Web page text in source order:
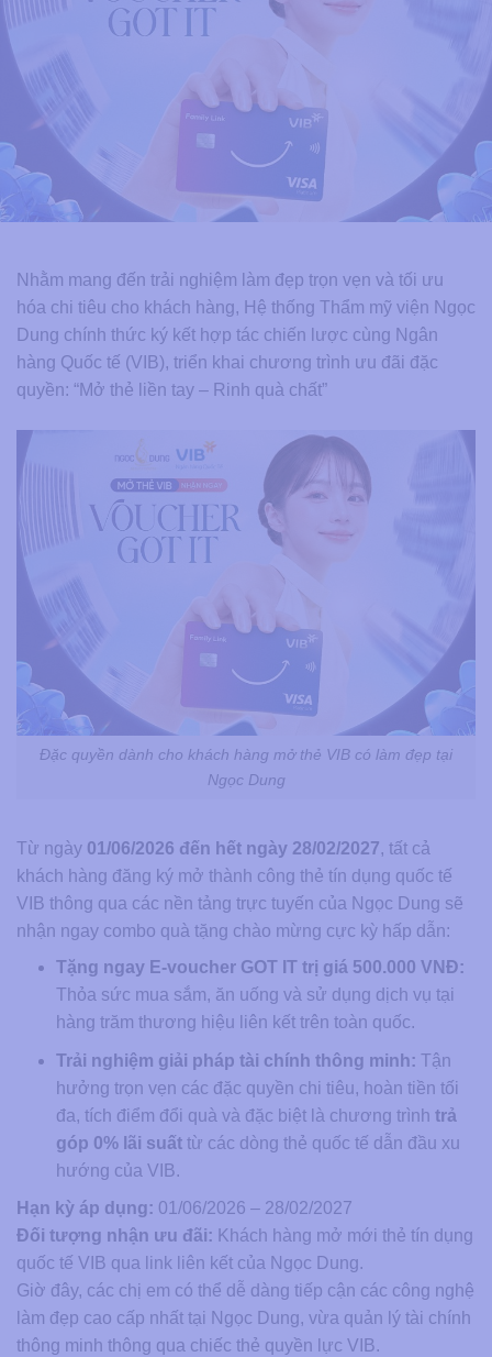
Nhằm mang đến trải nghiệm làm đẹp trọn vẹn và tối ưu
hóa chi tiêu cho khách hàng, Hệ thống Thẩm mỹ viện Ngọc
Dung chính thức ký kết hợp tác chiến lược cùng Ngân
hàng Quốc tế (VIB), triển khai chương trình ưu đãi đặc
quyền: “Mở thẻ liền tay – Rinh quà chất”
Đặc quyền dành cho khách hàng mở thẻ VIB có làm đẹp tại
Ngọc Dung
Từ ngày 01/06/2026 đến hết ngày 28/02/2027, tất cả
khách hàng đăng ký mở thành công thẻ tín dụng quốc tế
VIB thông qua các nền tảng trực tuyến của Ngọc Dung sẽ
nhận ngay combo quà tặng chào mừng cực kỳ hấp dẫn:
Tặng ngay E-voucher GOT IT trị giá 500.000 VNĐ:
Thỏa sức mua sắm, ăn uống và sử dụng dịch vụ tại
hàng trăm thương hiệu liên kết trên toàn quốc.
Trải nghiệm giải pháp tài chính thông minh: Tận
hưởng trọn vẹn các đặc quyền chi tiêu, hoàn tiền tối
đa, tích điểm đổi quà và đặc biệt là chương trình trả
góp 0% lãi suấttừ các dòng thẻ quốc tế dẫn đầu xu
hướng của VIB.
Hạn kỳ áp dụng: 01/06/2026 – 28/02/2027
Đối tượng nhận ưu đãi: Khách hàng mở mới thẻ tín dụng
quốc tế VIB qua link liên kết của Ngọc Dung.
Giờ đây, các chị em có thể dễ dàng tiếp cận các công nghệ
làm đẹp cao cấp nhất tại Ngọc Dung, vừa quản lý tài chính
thông minh thông qua chiếc thẻ quyền lực VIB.